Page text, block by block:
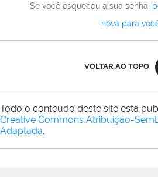
Se você esqueceu a sua senha,
nova para
VOLTAR AO TOPO
Todo o conteúdo deste site está
Creative Commons Atribuição-
Adaptada.